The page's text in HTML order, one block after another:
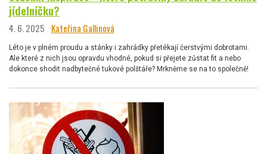
jídelníčku?
4. 6. 2025 Kateřina Gallinová
Léto je v plném proudu a stánky i zahrádky přetékají čerstvými dobrotami.
Ale které z nich jsou opravdu vhodné, pokud si přejete zůstat fit a nebo
dokonce shodit nadbytečné tukové polštáře? Mrkněme se na to společně!